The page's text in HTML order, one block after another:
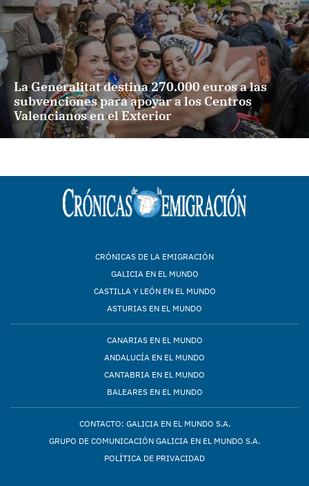
La Generalitat destina 270.000 euros a las
subvenciones para apoyar a los Centros
Valencianos en el Exterior
CRÓNICAS DE LA EMIGRACIÓN
GALICIA EN EL MUNDO
CASTILLA Y LEÓN EN EL MUNDO
ASTURIAS EN EL MUNDO
CANARIAS EN EL MUNDO
ANDALUCÍA EN EL MUNDO
CANTABRIA EN EL MUNDO
BALEARES EN EL MUNDO
CONTACTO: GALICIA EN EL MUNDO S.A.
GRUPO DE COMUNICACIÓN GALICIA EN EL MUNDO S.A.
POLÍTICA DE PRIVACIDAD